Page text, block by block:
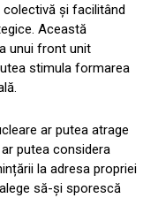
și facilitând
Această
unui front unit
stimula formarea
ar putea atrage
putea considera
la adresa propriei
să-și sporescă